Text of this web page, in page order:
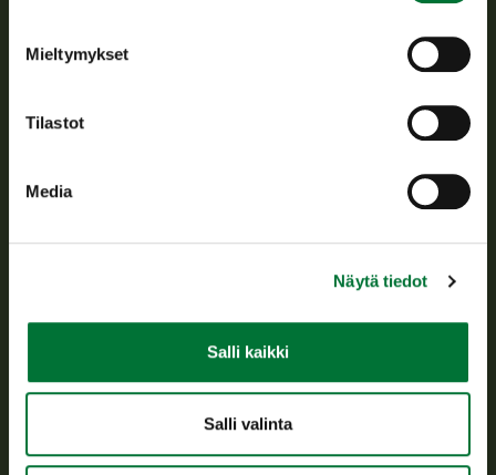
Mieltymykset
Tilastot
Media
Näytä tiedot
Salli kaikki
Salli valinta
asiakaspalvelu@riista.fi
Usein kysytyt kysymykset
Metsästyskortti-asiat